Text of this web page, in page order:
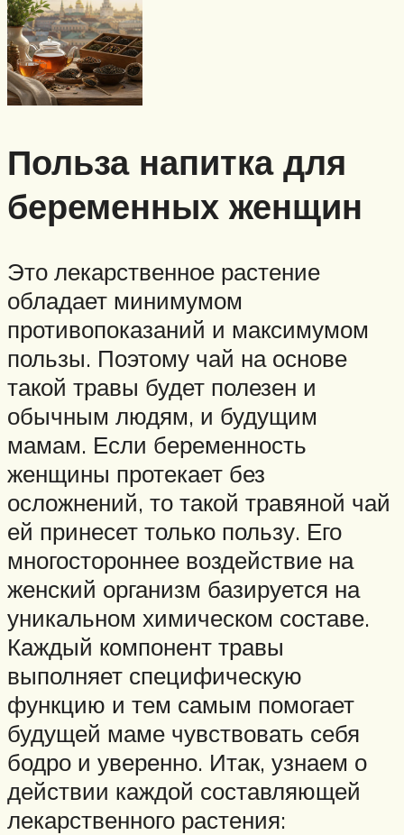
Польза напитка для
беременных женщин
Это лекарственное растение
обладает минимумом
противопоказаний и максимумом
пользы. Поэтому чай на основе
такой травы будет полезен и
обычным людям, и будущим
мамам. Если беременность
женщины протекает без
осложнений, то такой травяной чай
ей принесет только пользу. Его
многостороннее воздействие на
женский организм базируется на
уникальном химическом составе.
Каждый компонент травы
выполняет специфическую
функцию и тем самым помогает
будущей маме чувствовать себя
бодро и уверенно. Итак, узнаем о
действии каждой составляющей
лекарственного растения: